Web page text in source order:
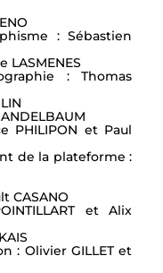
: Sébastien
: Thomas
PHILIPON et Paul
de la plateforme :
CASANO
et Alix
: Olivier GILLET et